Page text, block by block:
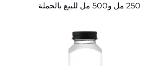
250 مل و500 مل للبيع بالجملة